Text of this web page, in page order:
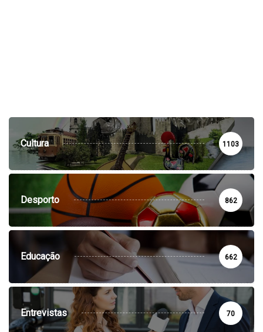
Cultura 1103
Desporto 862
Educação 662
Entrevistas 70